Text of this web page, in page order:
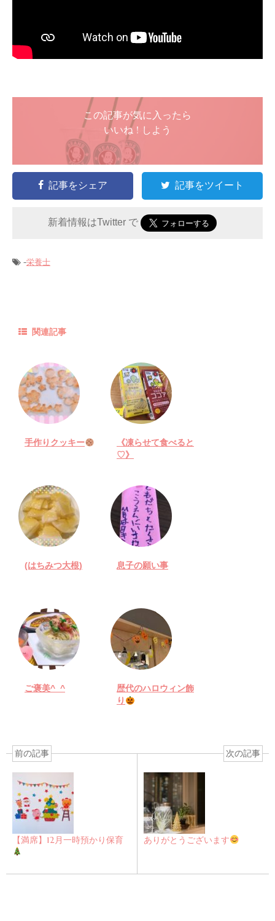
この記事が気に入ったら
いいね ! しよう
記事をシェア 記事をツイート
新着情報はTwitter で
-栄養士
関連記事
手作りクッキー
《凍らせて食べると
♡》
(はちみつ大根) 息子の願い事
ご褒美^_^
歴代のハロウィン飾
り
前の記事
【満席】12月一時預かり保育
次の記事
ありがとうございます